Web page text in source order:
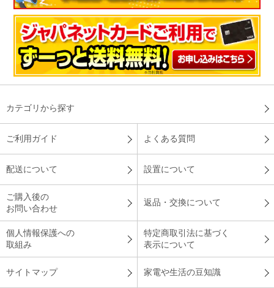
カテゴリから探す
ご利用ガイド よくある質問
配送について 設置について
ご購入後の
お問い合わせ
返品・交換について
個人情報保護への
取組み
特定商取引法に基づく
表示について
サイトマップ 家電や生活の豆知識